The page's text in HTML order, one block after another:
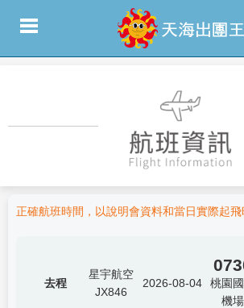
正確航班時間，以說明會資料和當日實際起飛
去程
星宇航空
JX846
2026-08-04
桃園
機場